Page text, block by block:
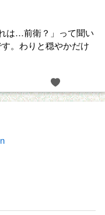
は…前衛？」って聞い
。わりと穏やかだけ